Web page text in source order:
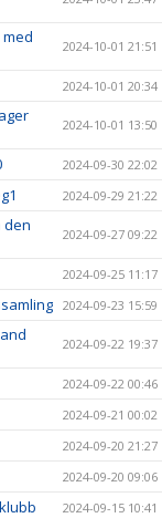
2024-10-01 21:51
2024-10-01 20:34
2024-10-01 13:50
2024-09-30 22:02
2024-09-29 21:22
den
2024-09-27 09:22
2024-09-25 11:17
2024-09-23 15:59
2024-09-22 19:37
2024-09-22 00:46
2024-09-21 00:02
2024-09-20 21:27
2024-09-20 09:06
2024-09-15 10:41